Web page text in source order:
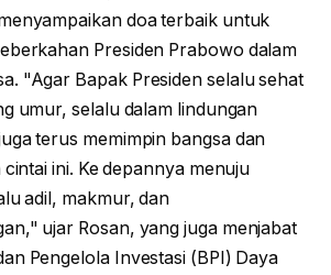
doa terbaik untuk
Presiden Prabowo dalam
"Agar Bapak Presiden selalu sehat
umur, selalu dalam lindungan
terus memimpin bangsa dan
ini. Ke depannya menuju
adil, makmur, dan
ujar Rosan, yang juga menjabat
Pengelola Investasi (BPI) Daya